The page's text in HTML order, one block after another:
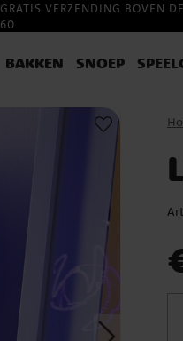
GRATIS VERZENDING BOVEN
60
BAKKEN SNOEP